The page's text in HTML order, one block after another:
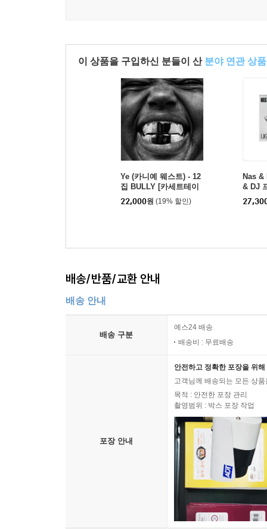
이 상품을 구입하신 분들이 산 분야 연관 상품
Ye (카니예 웨스트) - 12
집 BULLY [카세트테이
프]
22,000원 (19% 할인)
Nas &
& DJ
Years
배송/반품/교환 안내
배송 안내
배송 구분
예스24 배송
배송비 : 무료배송
포장 안내
안전하고 정확한 포장을 위
고객님께 배송되는 모든 상
목적 : 안전한 포장 관리
촬영범위 : 박스 포장 작업